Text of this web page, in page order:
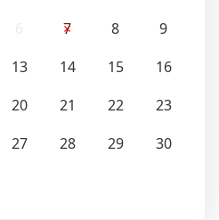
7 8
9
13 14 15
16
20 21 22
23
27 28 29
30